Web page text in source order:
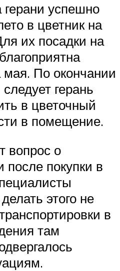
герани успешно
в цветник на
их посадки на
мая. По окончании
герань
в цветочный
в помещение.
вопрос о
после покупки в
этого не
в
там